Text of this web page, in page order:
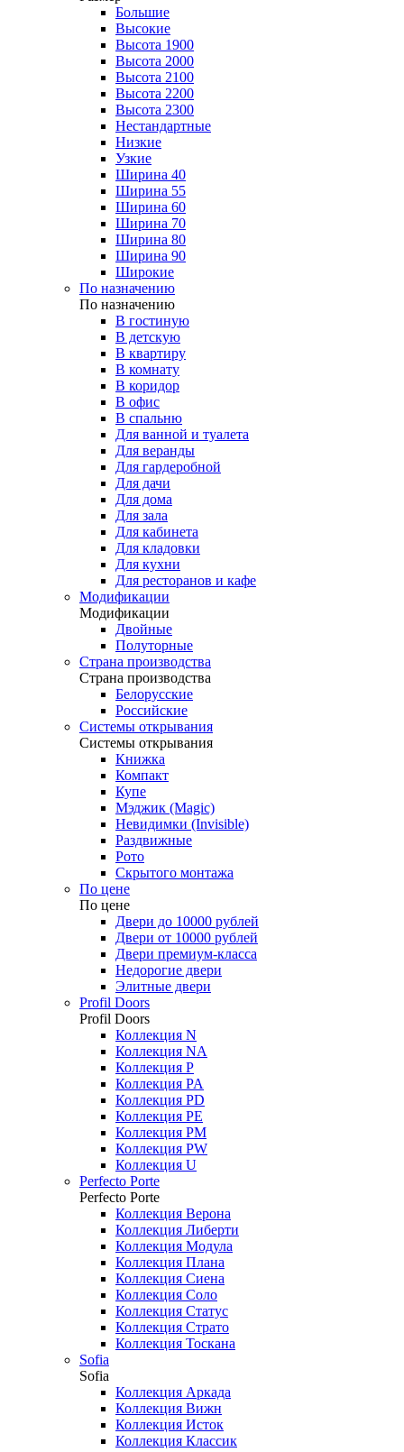
Большие
Высокие
Высота 1900
Высота 2000
Высота 2100
Высота 2200
Высота 2300
Нестандартные
Низкие
Узкие
Ширина 40
Ширина 55
Ширина 60
Ширина 70
Ширина 80
Ширина 90
Широкие
По назначению
По назначению
В гостиную
В детскую
В квартиру
В комнату
В коридор
В офис
В спальню
Для ванной и туалета
Для веранды
Для гардеробной
Для дачи
Для дома
Для зала
Для кабинета
Для кладовки
Для кухни
Для ресторанов и кафе
Модификации
Модификации
Двойные
Полуторные
Страна производства
Страна производства
Белорусские
Российские
Системы открывания
Системы открывания
Книжка
Компакт
Купе
Мэджик (Magic)
Невидимки (Invisible)
Раздвижные
Рото
Скрытого монтажа
По цене
По цене
Двери до 10000 рублей
Двери от 10000 рублей
Двери премиум-класса
Недорогие двери
Элитные двери
Profil Doors
Profil Doors
Коллекция N
Коллекция NA
Коллекция P
Коллекция PA
Коллекция PD
Коллекция PE
Коллекция PM
Коллекция PW
Коллекция U
Perfecto Porte
Perfecto Porte
Коллекция Верона
Коллекция Либерти
Коллекция Модула
Коллекция Плана
Коллекция Сиена
Коллекция Соло
Коллекция Статус
Коллекция Страто
Коллекция Тоскана
Sofia
Sofia
Коллекция Аркада
Коллекция Вижн
Коллекция Исток
Коллекция Классик